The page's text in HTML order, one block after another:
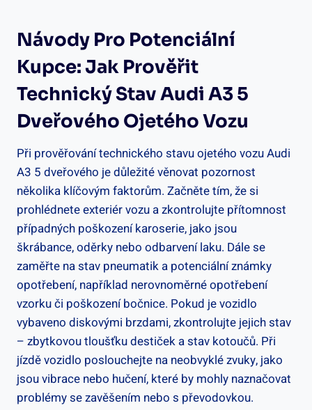
Návody Pro Potenciální
Kupce: Jak Prověřit
Technický Stav Audi A3 5
Dveřového Ojetého Vozu
Při prověřování technického stavu ojetého vozu Audi
A3 5 dveřového je důležité věnovat pozornost
několika klíčovým faktorům. Začněte tím, že si
prohlédnete exteriér vozu a zkontrolujte přítomnost
případných poškození karoserie, jako jsou
škrábance, oděrky nebo odbarvení laku. Dále se
zaměřte na stav pneumatik a potenciální známky
opotřebení, například nerovnoměrné opotřebení
vzorku či poškození bočnice. Pokud je vozidlo
vybaveno diskovými brzdami, zkontrolujte jejich stav
– zbytkovou tloušťku destiček a stav kotoučů. Při
jízdě vozidlo poslouchejte na neobvyklé zvuky, jako
jsou vibrace nebo hučení, které by mohly naznačovat
problémy se zavěšením nebo s převodovkou.